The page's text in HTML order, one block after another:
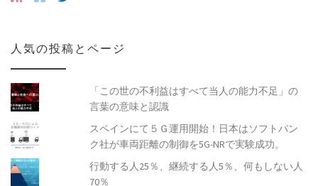
人気の投稿とページ
「この世の不利益はすべて当人の能力不足」の
言葉の意味と認識
スペインにて５Ｇ運用開始！日本はソフトバン
ク社が車両距離の制御を5G-NRで実験成功。
行動する人25％、継続する人5％、何もしない人
70％